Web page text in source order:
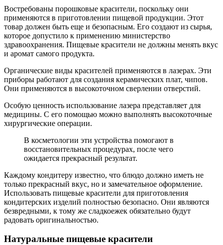
Востребованы порошковые красители, поскольку они
применяются в приготовлении пищевой продукции. Этот
товар должен быть еще и безопасным. Его создают из сырья,
которое допустило к применению министерство
здравоохранения. Пищевые красители не должны менять вкус
и аромат самого продукта.
Органические виды красителей применяются в лазерах. Эти
приборы работают для создания керамических плат, чипов.
Они применяются в высокоточном сверлении отверстий.
Особую ценность использование лазера представляет для
медицины. С его помощью можно выполнять высокоточные
хирургические операции.
В косметологии эти устройства помогают в
восстановительных процедурах, после чего
ожидается прекрасный результат.
Каждому кондитеру известно, что блюдо должно иметь не
только прекрасный вкус, но и замечательное оформление.
Использовать пищевые красители для приготовления
кондитерских изделий полностью безопасно. Они являются
безвредными, к тому же сладкоежек обязательно будут
радовать оригинальностью.
Натуральные пищевые красители